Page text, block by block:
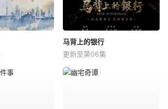
马背上的银行
更新至第06集